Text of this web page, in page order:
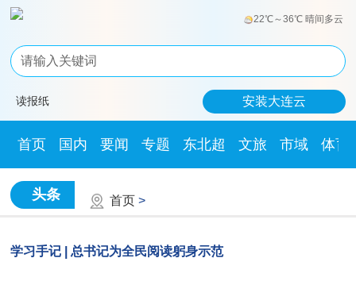
22℃～36℃ 晴间多云
读报纸 安装大连云
首页 国内 要闻 专题 东北超 文旅 市域 体育
头条 首页 >
学习手记 | 总书记为全民阅读躬身示范